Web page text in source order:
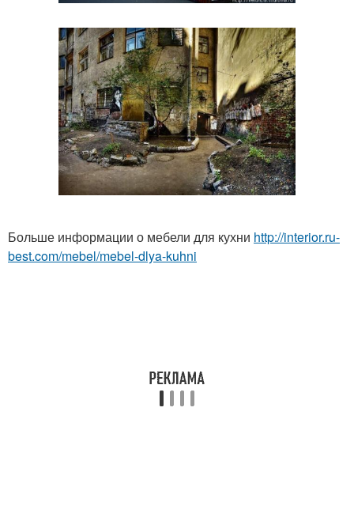
Больше информации о мебели для кухни http://interior.ru-
best.com/mebel/mebel-dlya-kuhni